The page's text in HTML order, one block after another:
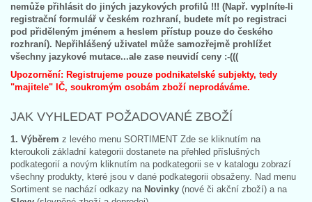
nemůže přihlásit do jiných jazykových profilů !!! (Např. vyplníte-li
registrační formulář v českém rozhraní, budete mít po registraci
pod přiděleným jménem a heslem přístup pouze do českého
rozhraní). Nepřihlášený uživatel může samozřejmě prohlížet
všechny jazykové mutace...ale zase neuvidí ceny :-(((
Upozornění: Registrujeme pouze podnikatelské subjekty, tedy
"majitele" IČ, soukromým osobám zboží neprodáváme.
JAK VYHLEDAT POŽADOVANÉ ZBOŽÍ
1. Výběrem z levého menu SORTIMENT Zde se kliknutím na
kteroukoli základní kategorii dostanete na přehled příslušných
podkategorií a novým kliknutím na podkategorii se v katalogu zobrazí
všechny produkty, které jsou v dané podkategorii obsaženy. Nad menu
Sortiment se nachází odkazy na Novinky (nové či akční zboží) a na